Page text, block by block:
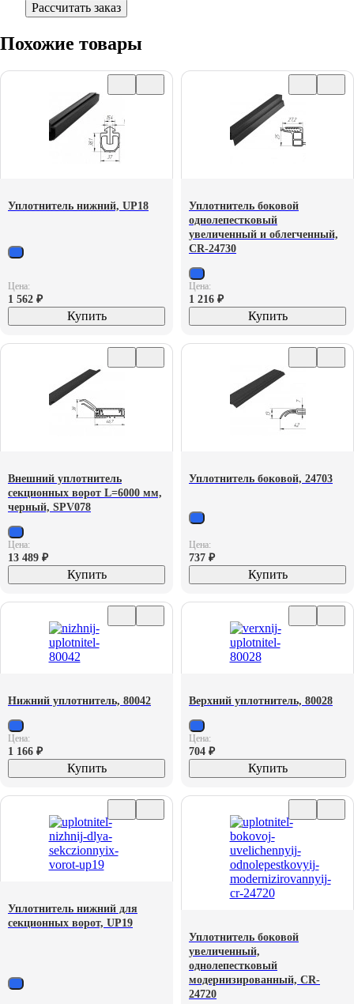
Рассчитать заказ
Похожие товары
Уплотнитель нижний, UP18
Цена:
1 562 ₽
Купить
Уплотнитель боковой
однолепестковый
увеличенный и облегченный,
CR-24730
Цена:
1 216 ₽
Купить
Внешний уплотнитель
секционных ворот L=6000 мм,
черный, SPV078
Цена:
13 489 ₽
Купить
Уплотнитель боковой, 24703
Цена:
737 ₽
Купить
Нижний уплотнитель, 80042
Цена:
1 166 ₽
Купить
Верхний уплотнитель, 80028
Цена:
704 ₽
Купить
Уплотнитель нижний для
секционных ворот, UP19
Уплотнитель боковой
увеличенный,
однолепестковый
модернизированный, CR-
24720